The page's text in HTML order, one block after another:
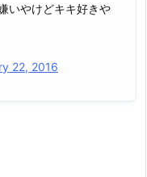
いやけどキキ好きや
22, 2016